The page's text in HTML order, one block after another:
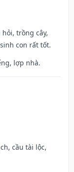
trồng cây,
con rất tốt.
lợp nhà.
cầu tài lộc,